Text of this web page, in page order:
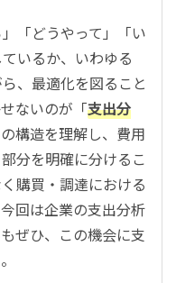
ンピューティング
「どうやって」「い
いるか、いわゆる
、最適化を図ること
ないのが「支出分
構造を理解し、費用
分を明確に分けるこ
購買・調達における
回は企業の支出分析
ぜひ、この機会に支